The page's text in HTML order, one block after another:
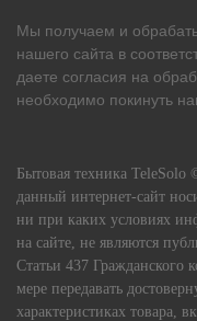
Мы получаем и
нашего сайта в
даете согласия на
необходимо покинуть
Бытовая техника
данный интернет-сайт
ни при каких условиях
на сайте, не являются
Статьи 437 Гражданского
мере передавать
характеристиках товара,